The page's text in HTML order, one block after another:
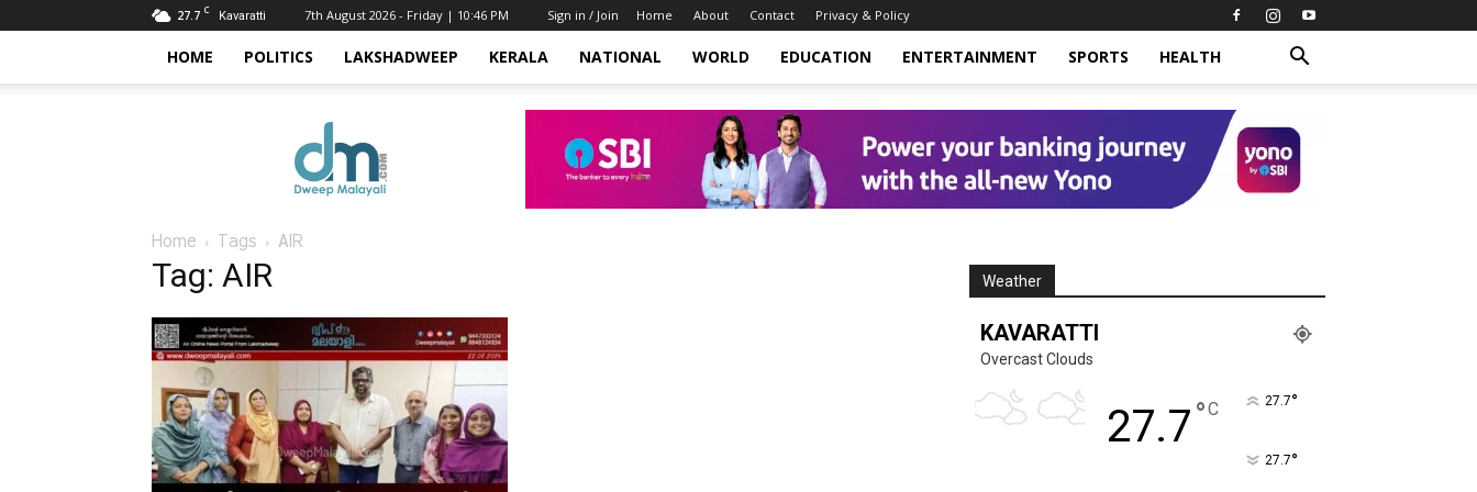
27.7 C Kavaratti 7th August 2026 - Friday | 10:46 PM Sign in / Join Home About Contact Privacy & Policy
HOME POLITICS LAKSHADWEEP KERALA NATIONAL WORLD EDUCATION ENTERTAINMENT SPORTS HEALTH
Home Tags AIR
Tag: AIR Weather
KAVARATTI
Overcast Clouds
27.7°C 27.7°
27.7°